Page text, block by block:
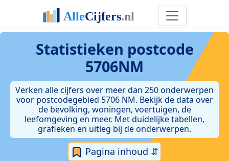
Statistieken postcode
5706NM
Verken alle cijfers over meer dan 250 onderwerpen
voor postcodegebied 5706 NM. Bekijk de data over
de bevolking, woningen, voertuigen, de
leefomgeving en meer. Met duidelijke tabellen,
grafieken en uitleg bij de onderwerpen.
Pagina inhoud ⇵